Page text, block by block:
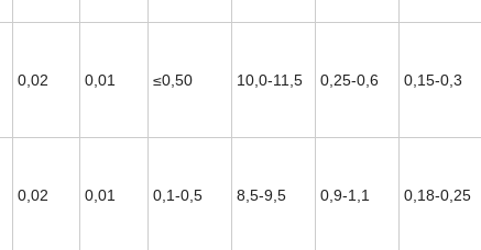
0,02 0,01 ≤0,50 10,0-11,5 0,25-0,6 0,15-0,3
0,02 0,01 0,1-0,5 8,5-9,5 0,9-1,1 0,18-0,25